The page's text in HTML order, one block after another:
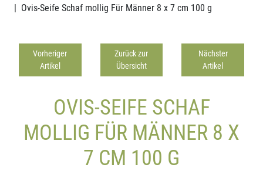
Ovis-Seife Schaf mollig Für Männer 8 x 7 cm 100 g
Vorheriger
Artikel
Zurück zur
Übersicht
Nächster
Artikel
OVIS-SEIFE SCHAF
MOLLIG FÜR MÄNNER 8 X
7 CM 100 G